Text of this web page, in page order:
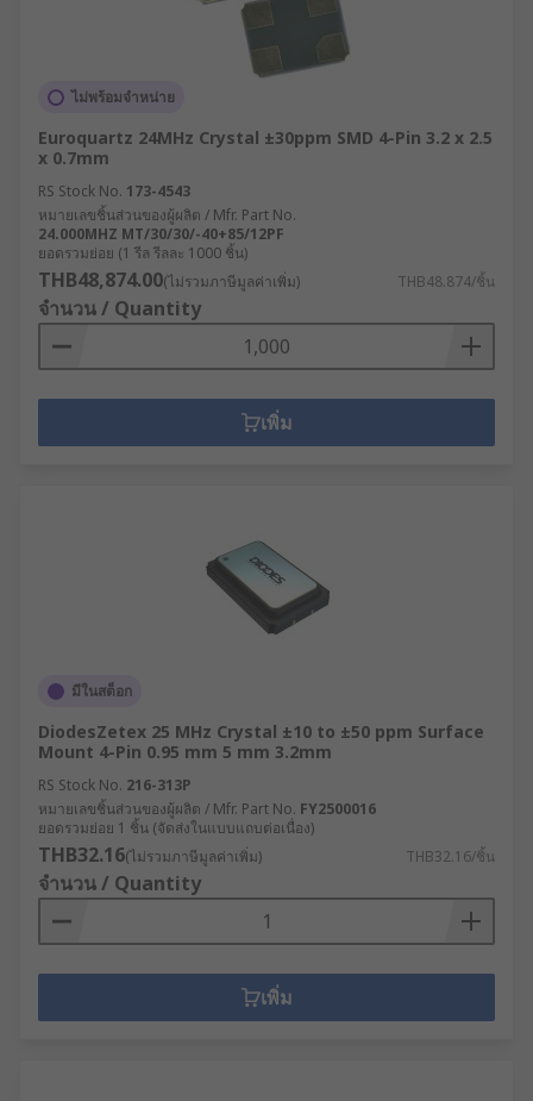
ไม่พร้อมจำหน่าย
Euroquartz 24MHz Crystal ±30ppm SMD 4-Pin 3.2 x 2.5
x 0.7mm
RS Stock No. 173-4543
หมายเลขชิ้นส่วนของผู้ผลิต / Mfr. Part No.
24.000MHZ MT/30/30/-40+85/12PF
ยอดรวมย่อย (1 รีล รีลละ 1000 ชิ้น)
THB48,874.00(ไม่รวมภาษีมูลค่าเพิ่ม) THB48.874/ชิ้น
จำนวน / Quantity
เพิ่ม
มีในสต็อก
DiodesZetex 25 MHz Crystal ±10 to ±50 ppm Surface
Mount 4-Pin 0.95 mm 5 mm 3.2mm
RS Stock No. 216-313P
หมายเลขชิ้นส่วนของผู้ผลิต / Mfr. Part No. FY2500016
ยอดรวมย่อย 1 ชิ้น (จัดส่งในแบบแถบต่อเนื่อง)
THB32.16(ไม่รวมภาษีมูลค่าเพิ่ม) THB32.16/ชิ้น
จำนวน / Quantity
เพิ่ม